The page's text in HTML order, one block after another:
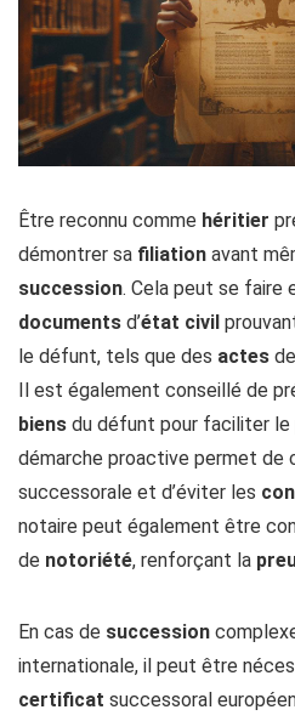
Être reconnu comme héritier
démontrer sa filiation avant
succession. Cela peut se faire
documents d’état civil
le défunt, tels que des actes
Il est également conseillé de
biens du défunt pour faciliter
démarche proactive permet de
successorale et d’éviter les
notaire peut également être
de notoriété, renforçant la
En cas de succession
internationale, il peut être
certificat successoral